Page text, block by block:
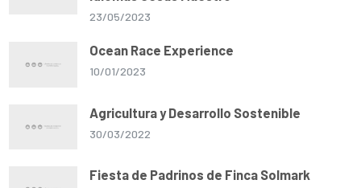
23/05/2023
Ocean Race Experience
10/01/2023
Agricultura y Desarrollo Sostenible
30/03/2022
Fiesta de Padrinos de Finca Solmark